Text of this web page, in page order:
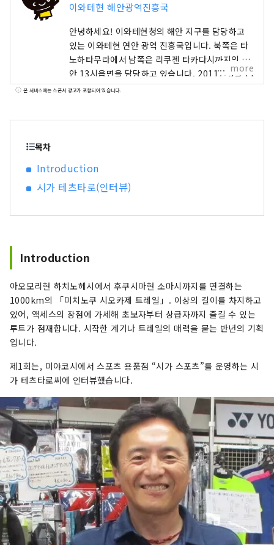
이와테현 해안광역진흥국
안녕하세요! 이와테현청의 해안 지구를 담당하고
있는 이와테현 연안 광역 진흥국입니다. 북쪽은 타
노하타무라에서 남쪽은 리쿠젠 타카다시까지의 연
안 13시읍면을 담당하고 있습니다. 2011년 3월 11
일, 동일본 대지진에 의한 거대한 해일이 이 지역을
에는 높이 200미터의 절벽이 이어지는 「기타야마
자키」, 이와이즈미쵸에는 일본 3대 종유동의 「용
토와 같이 받은 「정토가 하마」, 야마다마치에는
펼쳐집니다. 이 지역을 즐기려면 산리쿠 철도가 딱
길 수 있습니다. 【중부의 명소】 오쓰마쵸에는 ‘효
탄섬’의 애칭으로 읍민들에게 사랑받고 있는 ‘蓬莱
島’, 가마이시시에는 현존하는 일본에서 가장 오래
된 서양식 고로터로 세계유산에 등록되어 있는 ‘하
도 활발해, 옛부터 계승되어 온 전통을, 이벤트나 축
제로 체감할 수 있습니다. 【남부의 명소】 오후나
토시에는, 리아스식 해안의 변화가 풍부한 경관을
즐길 수 있는 “바둑돌 해안”, 리쿠젠 타카다시에는,
쓰나미 피해의 사실과 교훈을 발신하는 “동일본 대
지진 쓰나미 전승관”, 스미타마치에는, 국내 최대급
의 동굴내 폭포를 가진 종유동의 '폭포관동' 등 이
지역 특유의 자연·문화를 느낄 수 있는 장소가 많이
있습니다. 웅대한 자연이 가져오는 은혜를 즐기면
서 자연의 위협과 공생하는 지혜와 교훈도 배울 수
있는 지역입니다. 여러분의 방문을 기다리고 있습
니다.
more
본 서비스에는 스폰서 광고가 포함되어 있습니다.
목차
Introduction
시가 테츠타로(인터뷰)
Introduction
아오모리현 하치노헤시에서 후쿠시마현 소마시까지를 연결하는
1000km의 「미치노쿠 시오카제 트레일」. 이상의 길이를 차지하고
있어, 액세스의 장점에 가세해 초보자부터 상급자까지 즐길 수 있는
루트가 점재합니다. 시작한 계기나 트레일의 매력을 묻는 반년의 기획
입니다.
제1회는, 미야코시에서 스포츠 용품점 “시가 스포츠”를 운영하는 시
가 테츠타로씨에 인터뷰했습니다.